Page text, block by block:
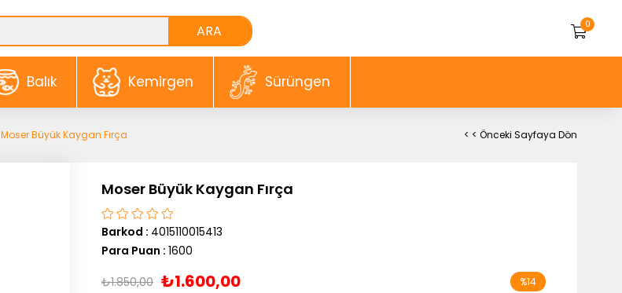
0
Balık Kemirgen Sürüngen
Moser Büyük Kaygan Fırça < < Önceki Sayfaya Dön
Moser Büyük Kaygan Fırça
Barkod : 4015110015413
Para Puan : 1600
₺1.850,00 ₺1.600,00 %14